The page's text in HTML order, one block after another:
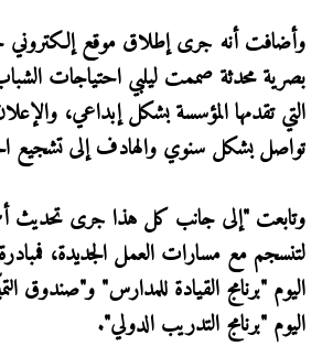
وأضافت أنه جرى إطلاق موقع إلكتروني
بصرية محدثة صممت ليلبي احتياجات
التي تقدمها المؤسسة بشكل إبداعي،
تواصل بشكل سنوي والهادف إلى تشجيع
وتابعت "إلى جانب كل هذا جرى تحديث
لتنسجم مع مسارات العمل الجديدة،
اليوم "برنامج القيادة للمدارس" و"صندوق
اليوم "برنامج التدريب الدولي".